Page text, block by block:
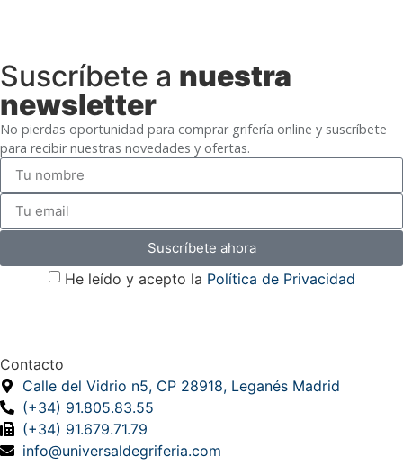
Suscríbete a nuestra
newsletter
No pierdas oportunidad para comprar grifería online y suscríbete
para recibir nuestras novedades y ofertas.
Suscríbete ahora
He leído y acepto la Política de Privacidad
Contacto
Calle del Vidrio n5, CP 28918, Leganés Madrid
(+34) 91.805.83.55
(+34) 91.679.71.79
info@universaldegriferia.com